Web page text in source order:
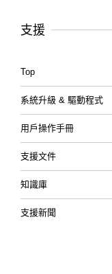
支援
Top
系統升級 & 驅動程式
用戶操作手冊
支援文件
知識庫
支援新聞